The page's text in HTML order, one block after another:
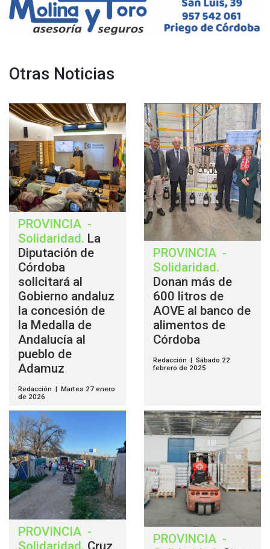
Otras Noticias
PROVINCIA -
Solidaridad. La
Diputación de
Córdoba
solicitará al
Gobierno andaluz
la concesión de
la Medalla de
Andalucía al
pueblo de
Adamuz
Redacción | Martes 27 enero
de 2026
PROVINCIA -
Solidaridad.
Donan más de
600 litros de
AOVE al banco de
alimentos de
Córdoba
Redacción | Sábado 22
febrero de 2025
PROVINCIA -
Solidaridad. Cruz
PROVINCIA -